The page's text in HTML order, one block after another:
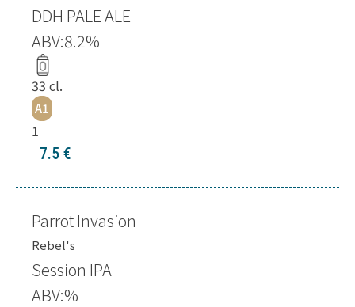
DDH PALE ALE
ABV:8.2%
33 cl.
A1
1
7.5 €
Parrot Invasion
Rebel's
Session IPA
ABV:%